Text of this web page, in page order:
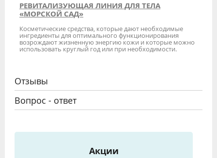
РЕВИТАЛИЗУЮЩАЯ ЛИНИЯ ДЛЯ ТЕЛА
«МОРСКОЙ САД»
Косметические средства, которые дают необходимые
ингредиенты для оптимального функционирования
возрождают жизненную энергию кожи и которые можно
использовать круглый год или при необходимости.
Отзывы
Вопрос - ответ
Акции